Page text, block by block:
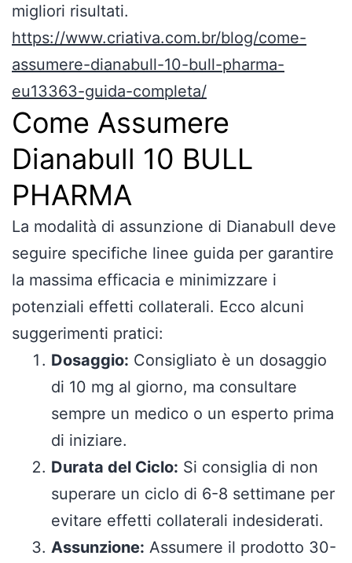
migliori risultati.
https://www.criativa.com.br/blog/come-
assumere-dianabull-10-bull-pharma-
eu13363-guida-completa/
Come Assumere
Dianabull 10 BULL
PHARMA
La modalità di assunzione di Dianabull deve
seguire specifiche linee guida per garantire
la massima efficacia e minimizzare i
potenziali effetti collaterali. Ecco alcuni
suggerimenti pratici:
Dosaggio: Consigliato è un dosaggio
di 10 mg al giorno, ma consultare
sempre un medico o un esperto prima
di iniziare.
Durata del Ciclo: Si consiglia di non
superare un ciclo di 6-8 settimane per
evitare effetti collaterali indesiderati.
Assunzione: Assumere il prodotto 30-